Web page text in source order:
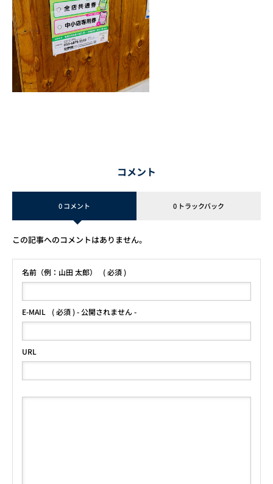
コメント
0 コメント 0 トラックバック
この記事へのコメントはありません。
名前（例：山田 太郎） ( 必須 )
E-MAIL ( 必須 ) - 公開されません -
URL